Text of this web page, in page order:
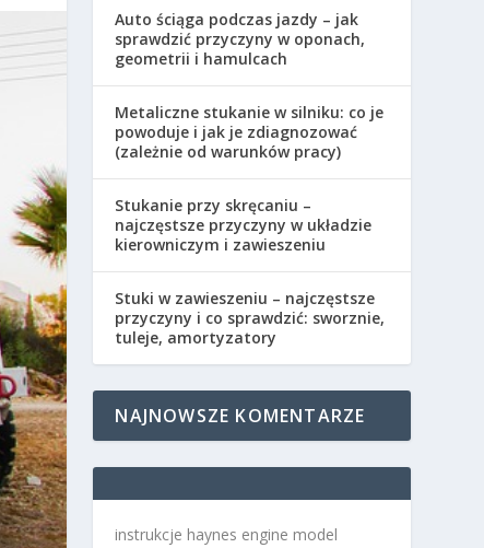
Auto ściąga podczas jazdy – jak
sprawdzić przyczyny w oponach,
geometrii i hamulcach
Metaliczne stukanie w silniku: co je
powoduje i jak je zdiagnozować
(zależnie od warunków pracy)
Stukanie przy skręcaniu –
najczęstsze przyczyny w układzie
kierowniczym i zawieszeniu
Stuki w zawieszeniu – najczęstsze
przyczyny i co sprawdzić: sworznie,
tuleje, amortyzatory
NAJNOWSZE KOMENTARZE
instrukcje haynes engine model